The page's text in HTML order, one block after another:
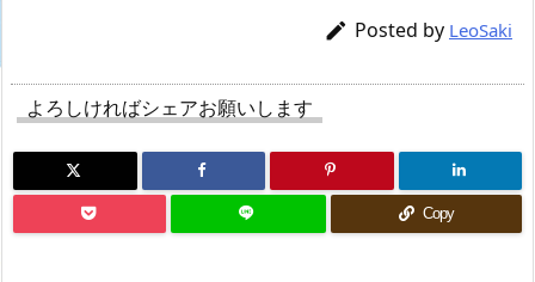
 Posted by LeoSaki
よろしければシェアお願いします
Copy